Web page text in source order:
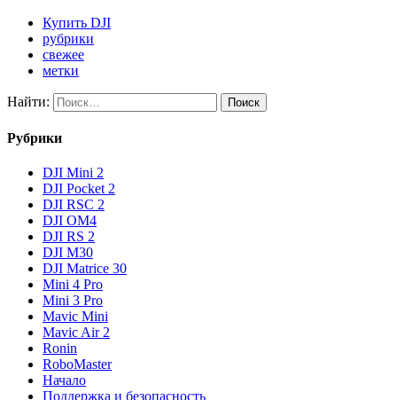
Купить DJI
рубрики
свежее
метки
Найти:
Рубрики
DJI Mini 2
DJI Pocket 2
DJI RSC 2
DJI OM4
DJI RS 2
DJI M30
DJI Matrice 30
Mini 4 Pro
Mini 3 Pro
Mavic Mini
Mavic Air 2
Ronin
RoboMaster
Начало
Поддержка и безопасность